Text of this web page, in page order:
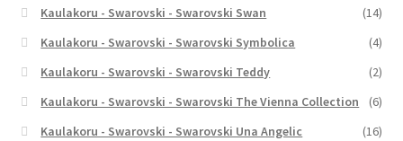
Kaulakoru - Swarovski - Swarovski Swan
(14)
Kaulakoru - Swarovski - Swarovski Symbolica
(4)
Kaulakoru - Swarovski - Swarovski Teddy
(2)
Kaulakoru - Swarovski - Swarovski The Vienna Collection
(6)
Kaulakoru - Swarovski - Swarovski Una Angelic
(16)